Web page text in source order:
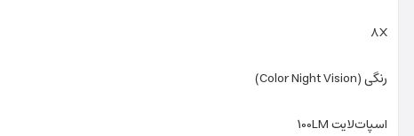
8X
رنگی (Color Night Vision)
اسپات‌لایت 100LM